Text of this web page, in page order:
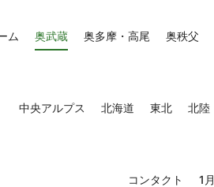
ム 奥武蔵 奥多摩・高尾 奥秩父
中央アルプス 北海道 東北 北陸
コンタクト 1月